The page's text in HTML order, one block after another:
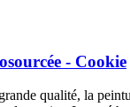
- Cookie
qualité, la